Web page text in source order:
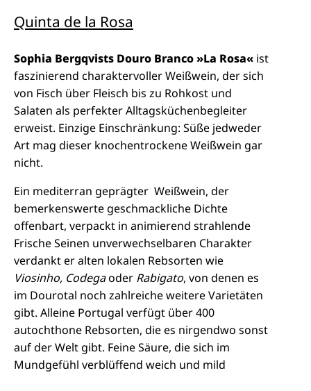
Quinta de la Rosa
Sophia Bergqvists Douro Branco »La Rosa« ist
faszinierend charaktervoller Weißwein, der sich
von Fisch über Fleisch bis zu Rohkost und
Salaten als perfekter Alltagsküchenbegleiter
erweist. Einzige Einschränkung: Süße jedweder
Art mag dieser knochentrockene Weißwein gar
nicht.
Ein mediterran geprägter Weißwein, der
bemerkenswerte geschmackliche Dichte
offenbart, verpackt in animierend strahlende
Frische Seinen unverwechselbaren Charakter
verdankt er alten lokalen Rebsorten wie
Viosinho, Codegaoder Rabigato, von denen es
im Dourotal noch zahlreiche weitere Varietäten
gibt. Alleine Portugal verfügt über 400
autochthone Rebsorten, die es nirgendwo sonst
auf der Welt gibt. Feine Säure, die sich im
Mundgefühl verblüffend weich und mild